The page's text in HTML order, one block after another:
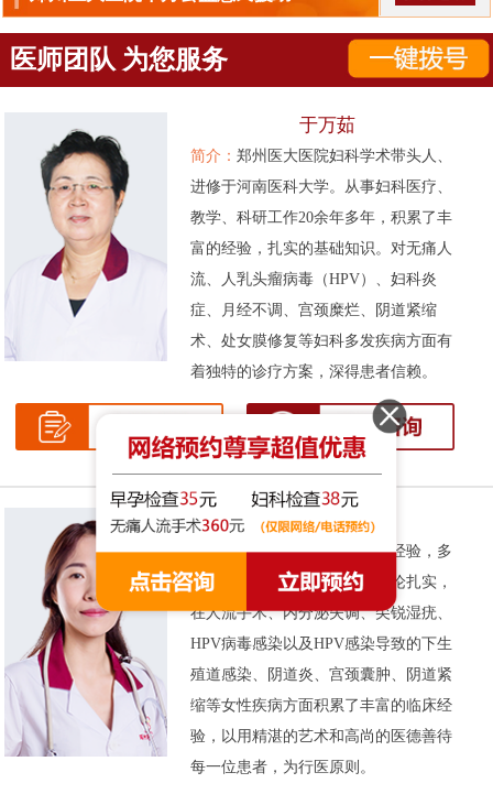
医师团队 为您服务
于万茹
简介： 郑州医大医院妇科学术带头人、
进修于河南医科大学。从事妇科医疗、
教学、科研工作20余年多年，积累了丰
富的经验，扎实的基础知识。对无痛人
流、人乳头瘤病毒（HPV）、妇科炎
症、月经不调、宫颈糜烂、阴道紧缩
术、处女膜修复等妇科多发疾病方面有
着独特的诊疗方案，深得患者信赖。
张伟侠
简介：拥有十余年的妇科临床经验，多
次被评为先进工作者。基础理论扎实，
在人流手术、内分泌失调、尖锐湿疣、
HPV病毒感染以及HPV感染导致的下生
殖道感染、阴道炎、宫颈囊肿、阴道紧
缩等女性疾病方面积累了丰富的临床经
验，以用精湛的艺术和高尚的医德善待
每一位患者，为行医原则。